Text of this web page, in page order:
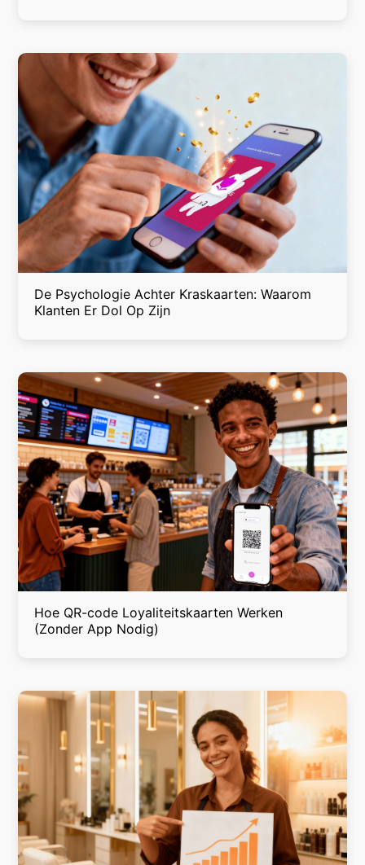
De Psychologie Achter Kraskaarten: Waarom
Klanten Er Dol Op Zijn
Hoe QR-code Loyaliteitskaarten Werken
(Zonder App Nodig)